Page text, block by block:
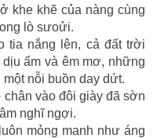
khe khẽ của nàng cùng
lò sưoửi.
tia nắng lên, cả đất trời
ấm và êm mơ, những
nỗi buồn day dứt.
chân vào đôi giày đã sờn
nghĩ ngợi.
mỏng manh như áng